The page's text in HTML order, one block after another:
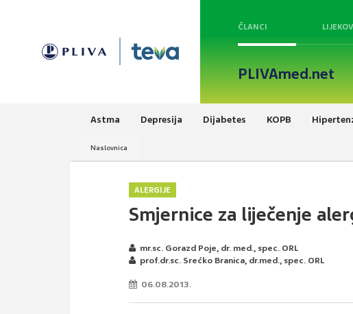
ČLANCI
PLIVAmed.net
Astma Depresija Dijabetes KOPB
Naslovnica
ALERGIJE
Smjernice za liječenje
mr.sc. Gorazd Poje, dr. med., spec. ORL
prof.dr.sc. Srećko Branica, dr.med., spec. ORL
06.08.2013.